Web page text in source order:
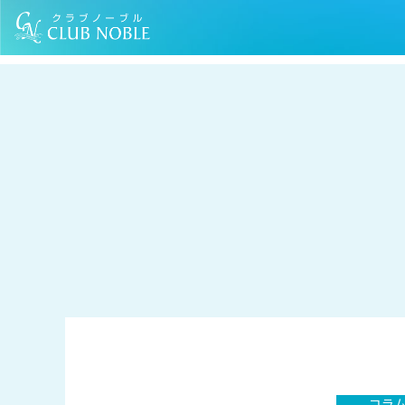
TOP コラム おうちで簡単に実践できるアロマテラピーのある暮らし